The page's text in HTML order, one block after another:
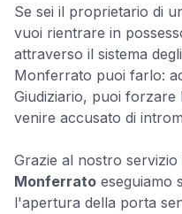
Se sei il proprietario di
vuoi rientrare in
attraverso il sistema degli
Monferrato puoi farlo:
Giudiziario, puoi forzare
venire accusato di
Grazie al nostro servizio
Monferrato eseguiamo
l'apertura della porta